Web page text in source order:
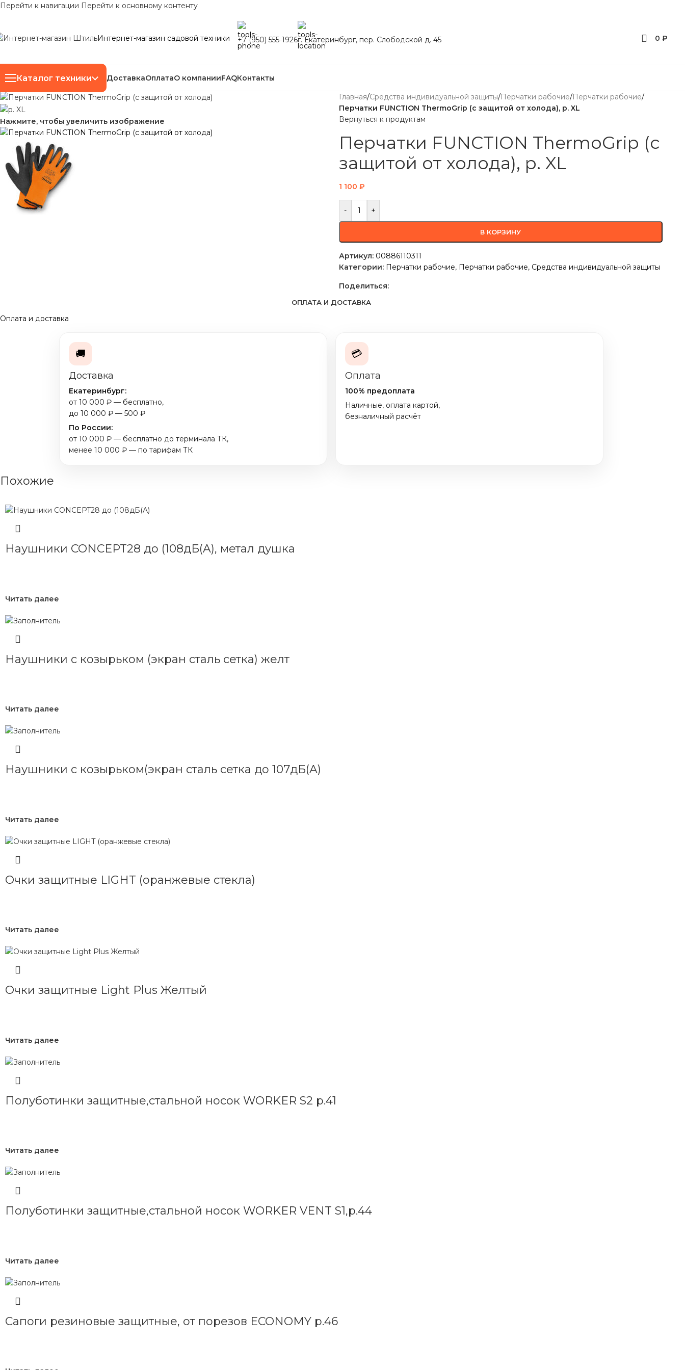
Перейти к навигации Перейти к основному контенту
Интернет-магазин садовой техники +7 (950) 555-1926г. Екатеринбург, пер. Слободской д. 45 0 ₽
Каталог техники ДоставкаОплатаО компанииFAQКонтакты
Нажмите, чтобы увеличить изображение
Главная/Средства индивидуальной защиты/Перчатки рабочие/Перчатки рабочие/
Перчатки FUNCTION ThermoGrip (с защитой от холода), р. XL
Вернуться к продуктам
Перчатки FUNCTION ThermoGrip (с
защитой от холода), р. XL
1 100 ₽
- +
В КОРЗИНУ
Артикул: 00886110311
Категории: Перчатки рабочие, Перчатки рабочие, Средства индивидуальной защиты
Поделиться:
ОПЛАТА И ДОСТАВКА
Оплата и доставка
🚚
Доставка
Екатеринбург:
от 10 000 ₽ — бесплатно,
до 10 000 ₽ — 500 ₽
По России:
от 10 000 ₽ — бесплатно до терминала ТК,
менее 10 000 ₽ — по тарифам ТК
💳
Оплата
100% предоплата
Наличные, оплата картой,
безналичный расчёт
Похожие
Наушники CONCEPT28 до (108дБ(A), метал душка
Читать далее
Наушники с козырьком (экран сталь сетка) желт
Читать далее
Наушники с козырьком(экран сталь сетка до 107дБ(A)
Читать далее
Очки защитные LIGHT (оранжевые стекла)
Читать далее
Очки защитные Light Plus Желтый
Читать далее
Полуботинки защитные,стальной носок WORKER S2 р.41
Читать далее
Полуботинки защитные,стальной носок WORKER VENT S1,р.44
Читать далее
Сапоги резиновые защитные, от порезов ECONOMY р.46